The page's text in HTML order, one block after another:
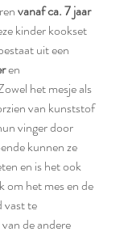
vanaf ca. 7 jaar
kinder kookset
uit een
en
het mesje als
van kunststof
vinger door
kunnen ze
en is het ook
om het mes en de
vast te
de andere